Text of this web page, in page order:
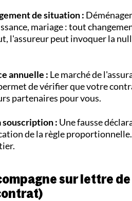
de situation :
mariage : tout
l'assureur peut invoquer la
annuelle : Le marché de
de vérifier que votre
partenaires pour vous.
souscription : Une fausse
de la règle proportionnelle.
sur lettre